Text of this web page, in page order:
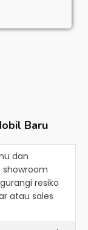
Baru
dan
showroom
resiko
atau sales